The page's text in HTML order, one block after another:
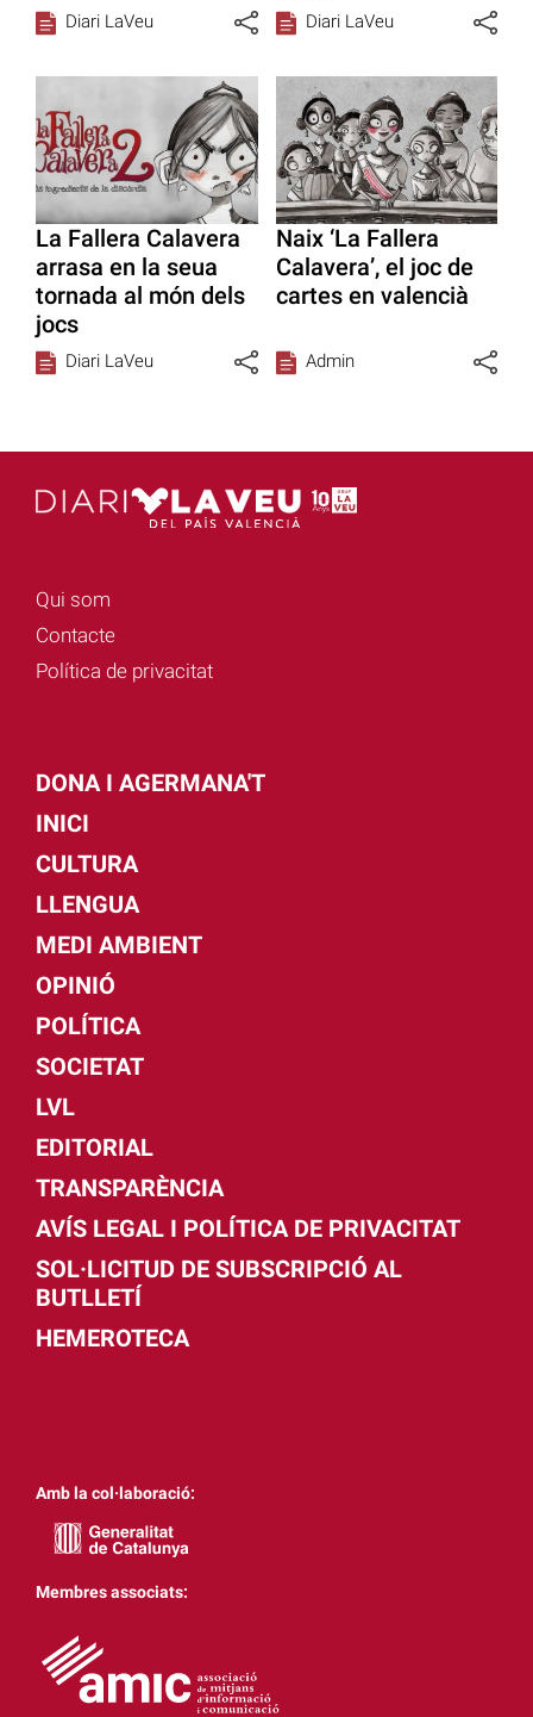
Diari LaVeu Diari LaVeu
La Fallera Calavera
arrasa en la seua
tornada al món dels
jocs
Diari LaVeu
Naix ‘La Fallera
Calavera’, el joc de
cartes en valencià
Admin
Qui som
Contacte
Política de privacitat
DONA I AGERMANA'T
INICI
CULTURA
LLENGUA
MEDI AMBIENT
OPINIÓ
POLÍTICA
SOCIETAT
LVL
EDITORIAL
TRANSPARÈNCIA
AVÍS LEGAL I POLÍTICA DE PRIVACITAT
SOL·LICITUD DE SUBSCRIPCIÓ AL
BUTLLETÍ
HEMEROTECA
Amb la col·laboració:
Membres associats: